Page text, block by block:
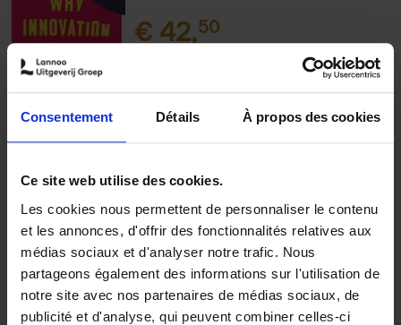
Consentement Détails À propos des cookies
Ce site web utilise des cookies.
Les cookies nous permettent de personnaliser le contenu
et les annonces, d'offrir des fonctionnalités relatives aux
médias sociaux et d'analyser notre trafic. Nous
partageons également des informations sur l'utilisation de
notre site avec nos partenaires de médias sociaux, de
publicité et d'analyse, qui peuvent combiner celles-ci
€ 42,50
The Uncertainty Principle (EN)
Peter Hinssen
Couverture cartonnée
2025 288
€34,99